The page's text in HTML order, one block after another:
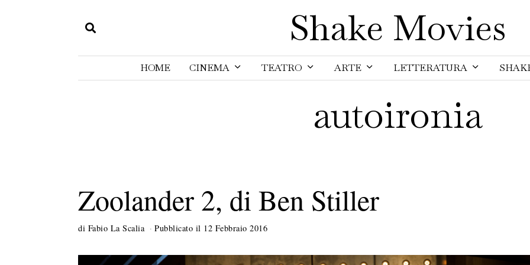
Shake Movies
HOME CINEMA TEATRO ARTE LETTERATURA
autoironia
Zoolander 2, di Ben Stiller
di Fabio La Scalia Pubblicato il 12 Febbraio 2016